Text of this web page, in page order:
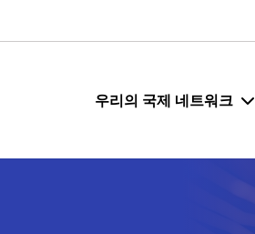
우리의 국제 네트워크